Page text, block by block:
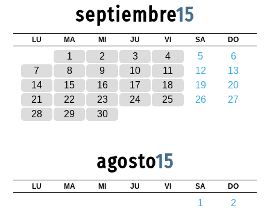
septiembre15
LU MA MI JU VI SA DO
1 2 3 4 5
6
7
8 9 10 11 12
13
14
15 16 17 18 19
20
21
22 23 24 25 26
27
28
29 30
agosto15
LU MA MI JU VI SA DO
1
2